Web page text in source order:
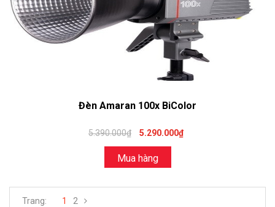
Đèn Amaran 100x BiColor
5.390.000₫ 5.290.000₫
Mua hàng
Trang: 1 2